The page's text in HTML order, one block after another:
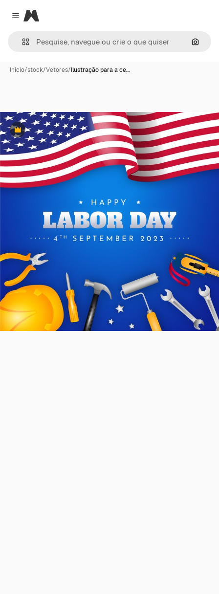
Close menu
Magnific
Início/stock/Vetores/Ilustração para a ce…
Premium